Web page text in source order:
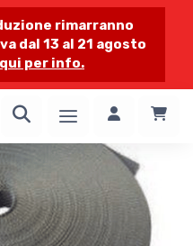
rimarranno
dal 13 al 21 agosto
per info.